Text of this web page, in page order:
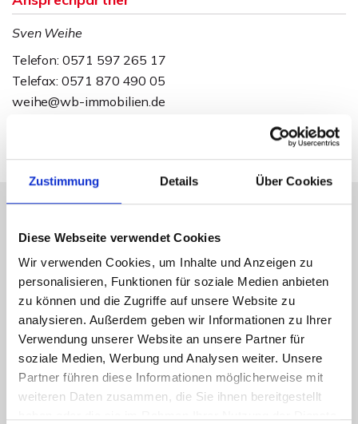
Zustimmung Details Über Cookies
Diese Webseite verwendet Cookies
Wir verwenden Cookies, um Inhalte und Anzeigen zu
personalisieren, Funktionen für soziale Medien anbieten
zu können und die Zugriffe auf unsere Website zu
analysieren. Außerdem geben wir Informationen zu Ihrer
Verwendung unserer Website an unsere Partner für
soziale Medien, Werbung und Analysen weiter. Unsere
Partner führen diese Informationen möglicherweise mit
weiteren Daten zusammen, die Sie ihnen bereitgestellt
Sven Weihe
Telefon: 0571 597 265 17
Telefax: 0571 870 490 05
weihe@wb-immobilien.de
Energieausweis (Verbrauchsausweis)
75,40 kWh / (m²*a)
Energieverbrauchskennwert